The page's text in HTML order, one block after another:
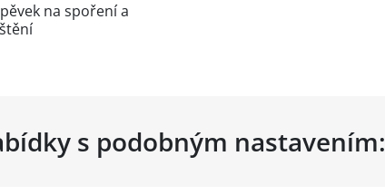
na spoření a
s podobným nastavením: